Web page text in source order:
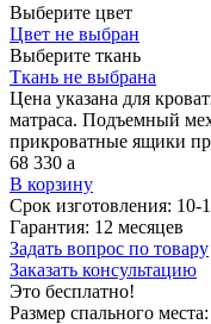
Выберите цвет
Цвет не выбран
Выберите ткань
Ткань не выбрана
Цена указана для
матраса. Подъемный
прикроватные ящики
68 330 a
В корзину
Срок изготовления: 10-
Гарантия: 12 месяцев
Задать вопрос по товару
Заказать консультацию
Это бесплатно!
Размер спального места: